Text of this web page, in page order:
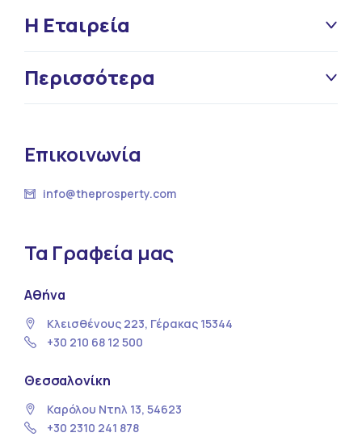
Η Εταιρεία
Περισσότερα
Επικοινωνία
info@theprosperty.com
Τα Γραφεία μας
Αθήνα
Κλεισθένους 223, Γέρακας 15344
+30 210 68 12 500
Θεσσαλονίκη
Καρόλου Ντηλ 13, 54623
+30 2310 241 878